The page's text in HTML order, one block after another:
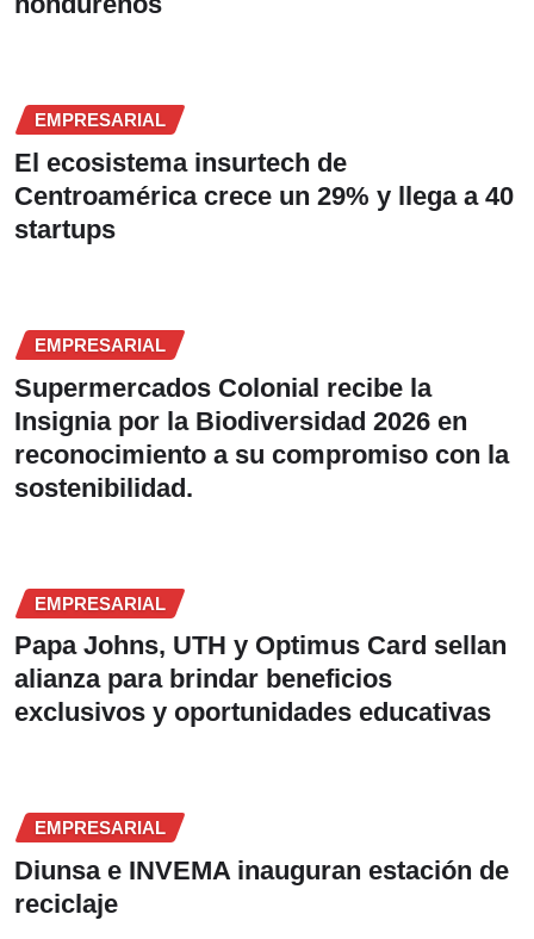
EMPRESARIAL
El ecosistema insurtech de
Centroamérica crece un 29% y llega a 40
startups
EMPRESARIAL
Supermercados Colonial recibe la
Insignia por la Biodiversidad 2026 en
reconocimiento a su compromiso con la
sostenibilidad.
EMPRESARIAL
Papa Johns, UTH y Optimus Card sellan
alianza para brindar beneficios
exclusivos y oportunidades educativas
EMPRESARIAL
Diunsa e INVEMA inauguran estación de
reciclaje